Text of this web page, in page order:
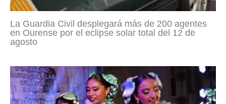
La Guardia Civil desplegará más de 200 agentes
en Ourense por el eclipse solar total del 12 de
agosto